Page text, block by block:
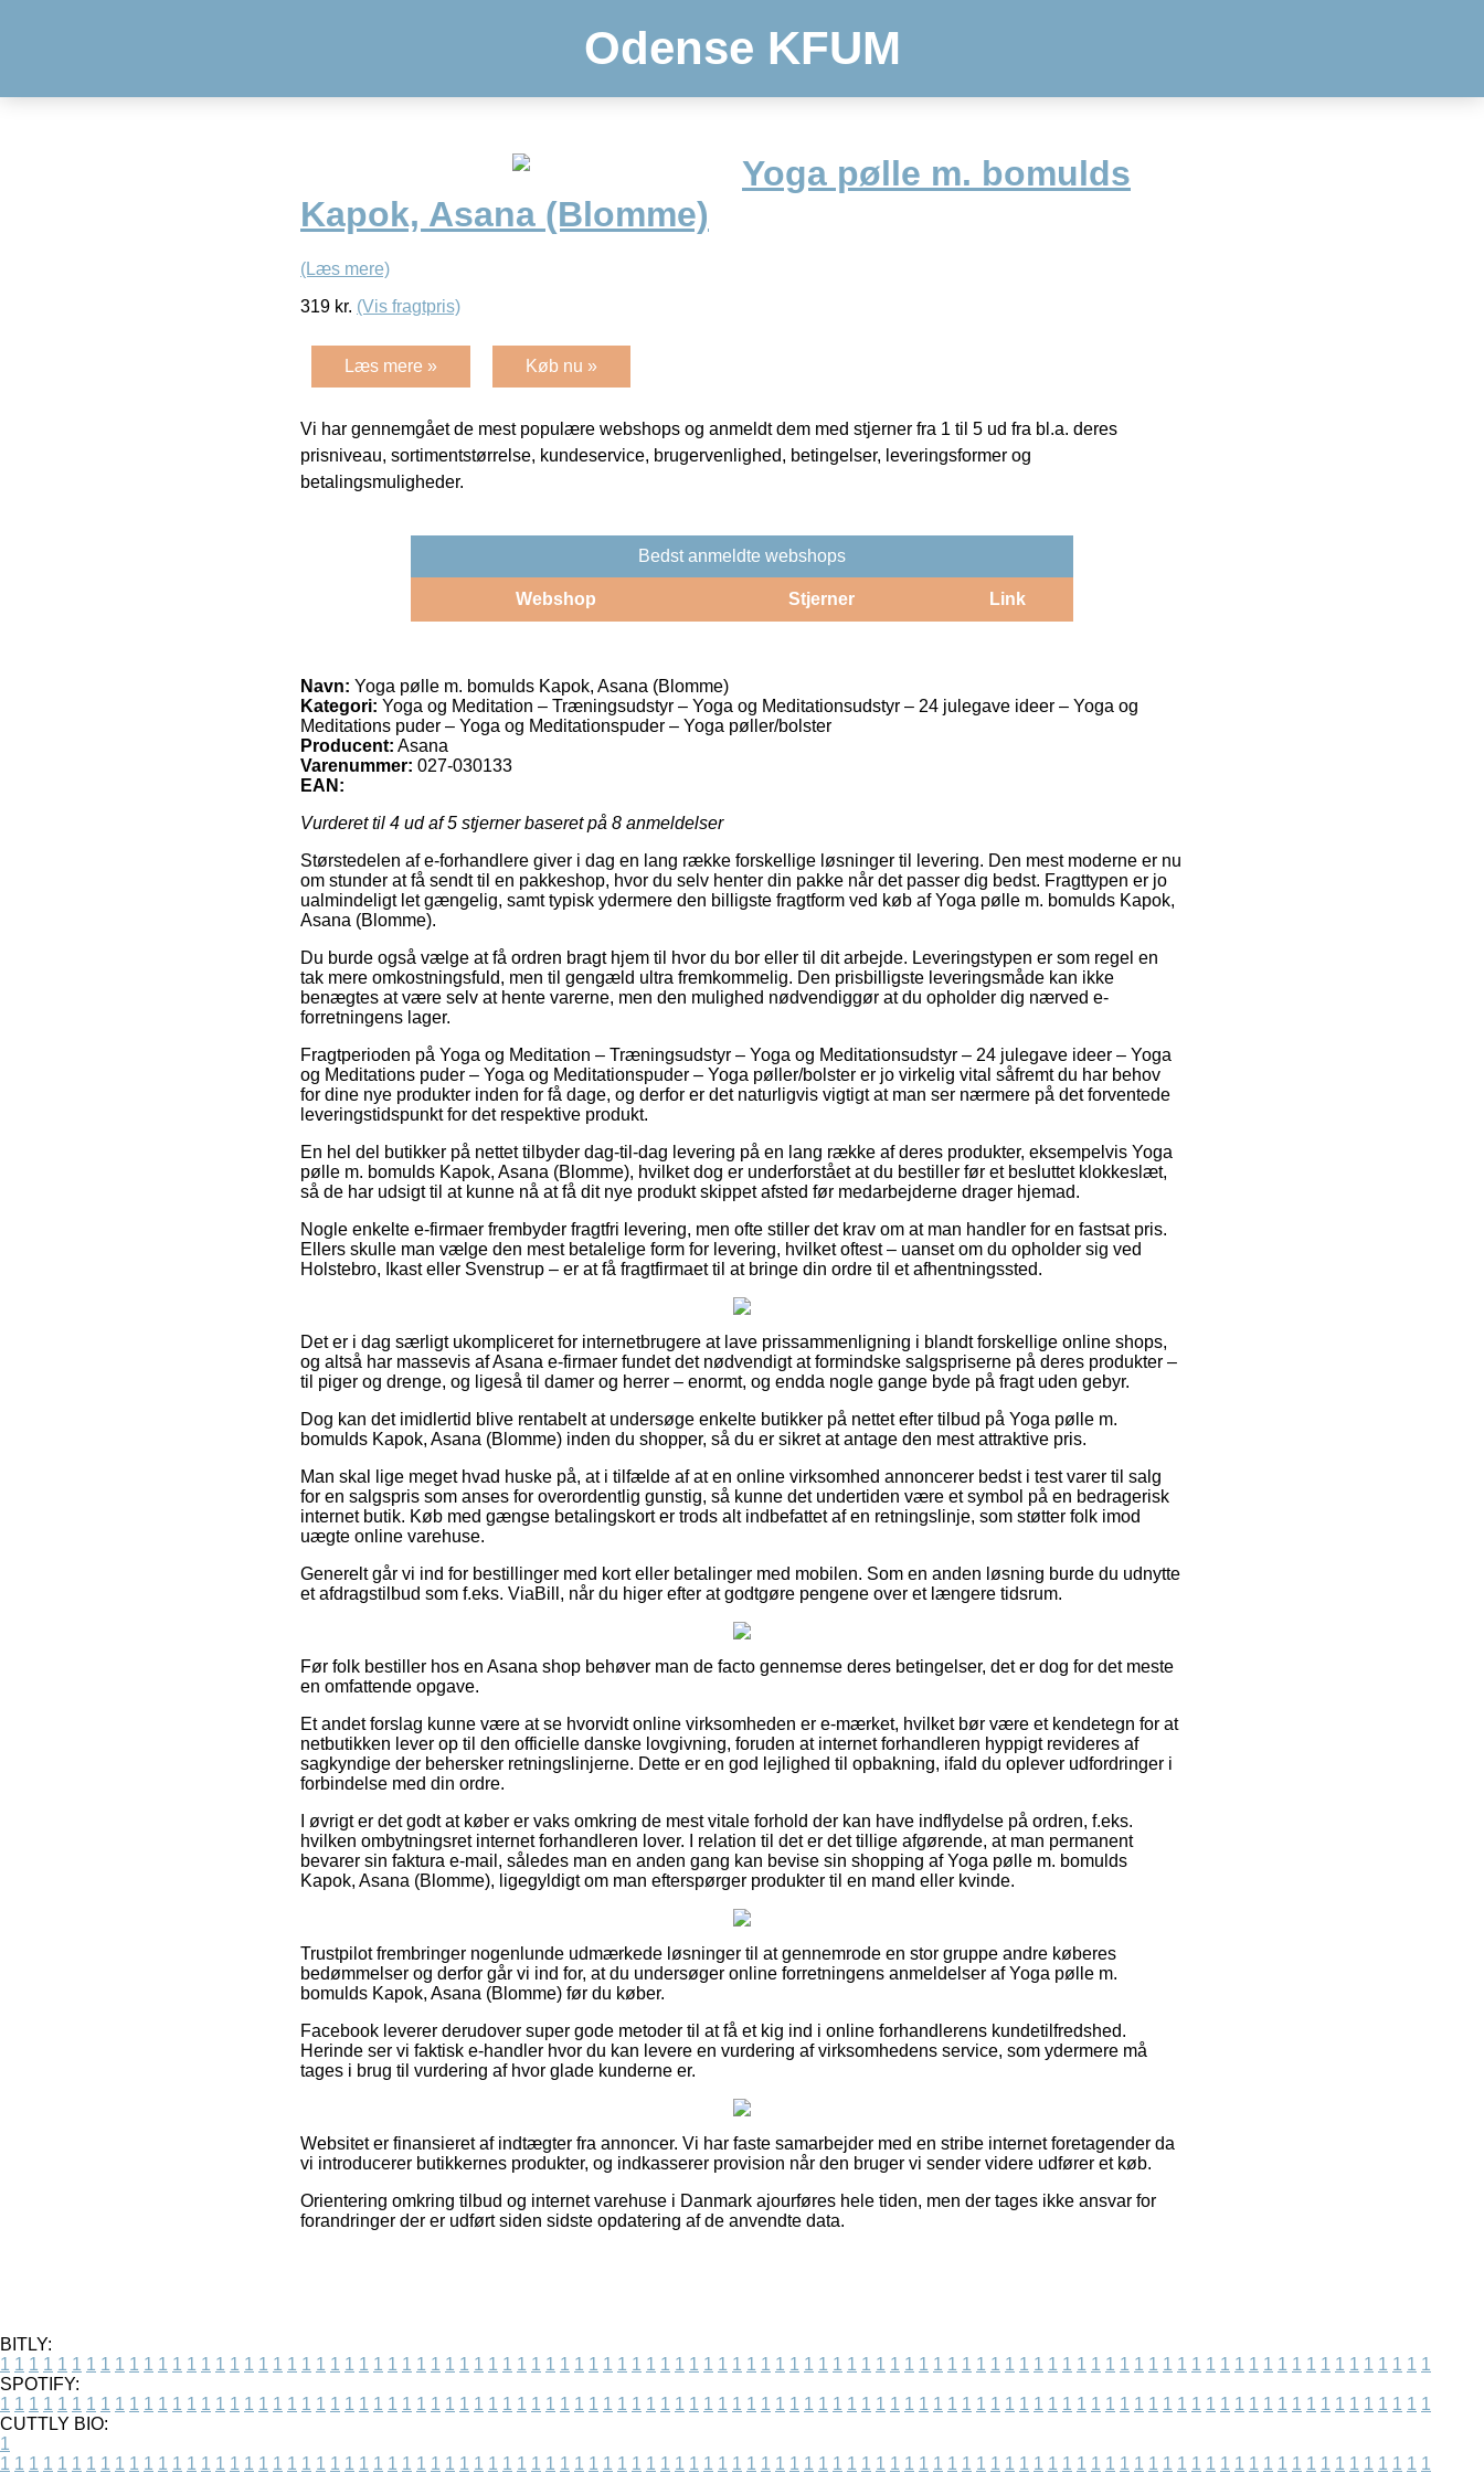
Odense KFUM
Yoga pølle m. bomulds
Kapok, Asana (Blomme)
(Læs mere)
319 kr. (Vis fragtpris)
Læs mere » Køb nu »
Vi har gennemgået de mest populære webshops og anmeldt dem med stjerner fra 1 til 5 ud fra bl.a. deres
prisniveau, sortimentstørrelse, kundeservice, brugervenlighed, betingelser, leveringsformer og
betalingsmuligheder.
Bedst anmeldte webshops
Webshop Stjerner Link
Navn: Yoga pølle m. bomulds Kapok, Asana (Blomme)
Kategori: Yoga og Meditation – Træningsudstyr – Yoga og Meditationsudstyr – 24 julegave ideer – Yoga og
Meditations puder – Yoga og Meditationspuder – Yoga pøller/bolster
Producent: Asana
Varenummer: 027-030133
EAN:
Vurderet til 4 ud af 5 stjerner baseret på 8 anmeldelser
Størstedelen af e-forhandlere giver i dag en lang række forskellige løsninger til levering. Den mest moderne er nu
om stunder at få sendt til en pakkeshop, hvor du selv henter din pakke når det passer dig bedst. Fragttypen er jo
ualmindeligt let gængelig, samt typisk ydermere den billigste fragtform ved køb af Yoga pølle m. bomulds Kapok,
Asana (Blomme).
Du burde også vælge at få ordren bragt hjem til hvor du bor eller til dit arbejde. Leveringstypen er som regel en
tak mere omkostningsfuld, men til gengæld ultra fremkommelig. Den prisbilligste leveringsmåde kan ikke
benægtes at være selv at hente varerne, men den mulighed nødvendiggør at du opholder dig nærved e-
forretningens lager.
Fragtperioden på Yoga og Meditation – Træningsudstyr – Yoga og Meditationsudstyr – 24 julegave ideer – Yoga
og Meditations puder – Yoga og Meditationspuder – Yoga pøller/bolster er jo virkelig vital såfremt du har behov
for dine nye produkter inden for få dage, og derfor er det naturligvis vigtigt at man ser nærmere på det forventede
leveringstidspunkt for det respektive produkt.
En hel del butikker på nettet tilbyder dag-til-dag levering på en lang række af deres produkter, eksempelvis Yoga
pølle m. bomulds Kapok, Asana (Blomme), hvilket dog er underforstået at du bestiller før et besluttet klokkeslæt,
så de har udsigt til at kunne nå at få dit nye produkt skippet afsted før medarbejderne drager hjemad.
Nogle enkelte e-firmaer frembyder fragtfri levering, men ofte stiller det krav om at man handler for en fastsat pris.
Ellers skulle man vælge den mest betalelige form for levering, hvilket oftest – uanset om du opholder sig ved
Holstebro, Ikast eller Svenstrup – er at få fragtfirmaet til at bringe din ordre til et afhentningssted.
Det er i dag særligt ukompliceret for internetbrugere at lave prissammenligning i blandt forskellige online shops,
og altså har massevis af Asana e-firmaer fundet det nødvendigt at formindske salgspriserne på deres produkter –
til piger og drenge, og ligeså til damer og herrer – enormt, og endda nogle gange byde på fragt uden gebyr.
Dog kan det imidlertid blive rentabelt at undersøge enkelte butikker på nettet efter tilbud på Yoga pølle m.
bomulds Kapok, Asana (Blomme) inden du shopper, så du er sikret at antage den mest attraktive pris.
Man skal lige meget hvad huske på, at i tilfælde af at en online virksomhed annoncerer bedst i test varer til salg
for en salgspris som anses for overordentlig gunstig, så kunne det undertiden være et symbol på en bedragerisk
internet butik. Køb med gængse betalingskort er trods alt indbefattet af en retningslinje, som støtter folk imod
uægte online varehuse.
Generelt går vi ind for bestillinger med kort eller betalinger med mobilen. Som en anden løsning burde du udnytte
et afdragstilbud som f.eks. ViaBill, når du higer efter at godtgøre pengene over et længere tidsrum.
Før folk bestiller hos en Asana shop behøver man de facto gennemse deres betingelser, det er dog for det meste
en omfattende opgave.
Et andet forslag kunne være at se hvorvidt online virksomheden er e-mærket, hvilket bør være et kendetegn for at
netbutikken lever op til den officielle danske lovgivning, foruden at internet forhandleren hyppigt revideres af
sagkyndige der behersker retningslinjerne. Dette er en god lejlighed til opbakning, ifald du oplever udfordringer i
forbindelse med din ordre.
I øvrigt er det godt at køber er vaks omkring de mest vitale forhold der kan have indflydelse på ordren, f.eks.
hvilken ombytningsret internet forhandleren lover. I relation til det er det tillige afgørende, at man permanent
bevarer sin faktura e-mail, således man en anden gang kan bevise sin shopping af Yoga pølle m. bomulds
Kapok, Asana (Blomme), ligegyldigt om man efterspørger produkter til en mand eller kvinde.
Trustpilot frembringer nogenlunde udmærkede løsninger til at gennemrode en stor gruppe andre køberes
bedømmelser og derfor går vi ind for, at du undersøger online forretningens anmeldelser af Yoga pølle m.
bomulds Kapok, Asana (Blomme) før du køber.
Facebook leverer derudover super gode metoder til at få et kig ind i online forhandlerens kundetilfredshed.
Herinde ser vi faktisk e-handler hvor du kan levere en vurdering af virksomhedens service, som ydermere må
tages i brug til vurdering af hvor glade kunderne er.
Websitet er finansieret af indtægter fra annoncer. Vi har faste samarbejder med en stribe internet foretagender da
vi introducerer butikkernes produkter, og indkasserer provision når den bruger vi sender videre udfører et køb.
Orientering omkring tilbud og internet varehuse i Danmark ajourføres hele tiden, men der tages ikke ansvar for
forandringer der er udført siden sidste opdatering af de anvendte data.
BITLY:
1 1 1 1 1 1 1 1 1 1 1 1 1 1 1 1 1 1 1 1 1 1 1 1 1 1 1 1 1 1 1 1 1 1 1 1 1 1 1 1 1 1 1 1 1 1 1 1 1 1 1 1 1 1 1 1 1 1 1 1 1 1 1 1 1 1 1 1 1 1 1 1 1 1 1 1 1 1 1 1 1 1 1 1 1 1 1 1 1 1 1 1 1 1 1 1 1 1 1 1
SPOTIFY:
1 1 1 1 1 1 1 1 1 1 1 1 1 1 1 1 1 1 1 1 1 1 1 1 1 1 1 1 1 1 1 1 1 1 1 1 1 1 1 1 1 1 1 1 1 1 1 1 1 1 1 1 1 1 1 1 1 1 1 1 1 1 1 1 1 1 1 1 1 1 1 1 1 1 1 1 1 1 1 1 1 1 1 1 1 1 1 1 1 1 1 1 1 1 1 1 1 1 1 1
CUTTLY BIO:
1
1 1 1 1 1 1 1 1 1 1 1 1 1 1 1 1 1 1 1 1 1 1 1 1 1 1 1 1 1 1 1 1 1 1 1 1 1 1 1 1 1 1 1 1 1 1 1 1 1 1 1 1 1 1 1 1 1 1 1 1 1 1 1 1 1 1 1 1 1 1 1 1 1 1 1 1 1 1 1 1 1 1 1 1 1 1 1 1 1 1 1 1 1 1 1 1 1 1 1 1